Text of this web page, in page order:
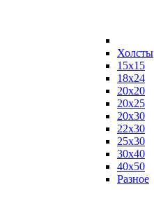
Холсты
15х15
18х24
20х20
20х25
20х30
22х30
25х30
30х40
40х50
Разное